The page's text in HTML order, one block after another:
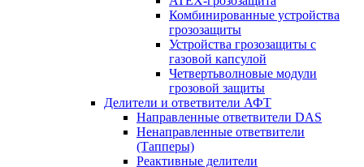
Комбинированные устройства
грозозащиты
Устройства грозозащиты с
газовой капсулой
Четвертьволновые модули
грозовой защиты
Делители и ответвители АФТ
Направленные ответвители DAS
Ненаправленные ответвители
(Тапперы)
Реактивные делители